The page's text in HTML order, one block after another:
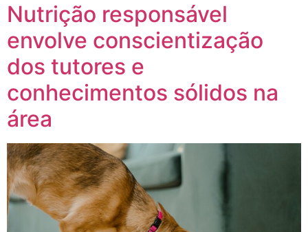
Nutrição responsável
envolve conscientização
dos tutores e
conhecimentos sólidos na
área